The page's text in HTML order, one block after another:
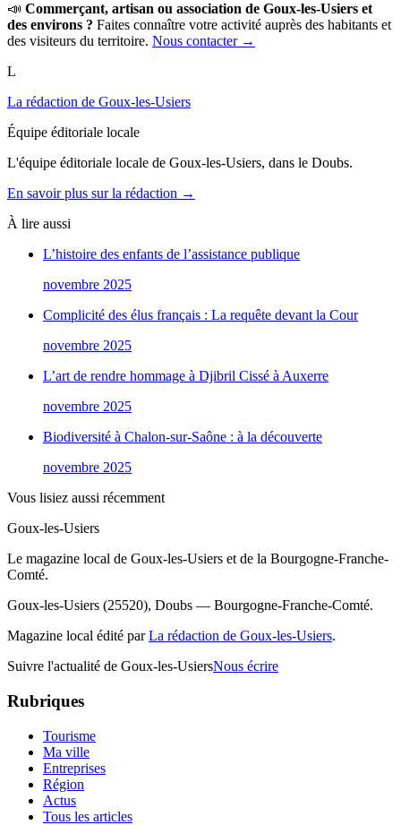
📣 Commerçant, artisan ou association de Goux-les-Usiers et
des environs ? Faites connaître votre activité auprès des habitants et
des visiteurs du territoire. Nous contacter →
L
La rédaction de Goux-les-Usiers
Équipe éditoriale locale
L'équipe éditoriale locale de Goux-les-Usiers, dans le Doubs.
En savoir plus sur la rédaction →
À lire aussi
L’histoire des enfants de l’assistance publique
novembre 2025
Complicité des élus français : La requête devant la Cour
novembre 2025
L’art de rendre hommage à Djibril Cissé à Auxerre
novembre 2025
Biodiversité à Chalon-sur-Saône : à la découverte
novembre 2025
Vous lisiez aussi récemment
Goux-les-Usiers
Le magazine local de Goux-les-Usiers et de la Bourgogne-Franche-
Comté.
Goux-les-Usiers (25520), Doubs — Bourgogne-Franche-Comté.
Magazine local édité parLa rédaction de Goux-les-Usiers.
Suivre l'actualité de Goux-les-UsiersNous écrire
Rubriques
Tourisme
Ma ville
Entreprises
Région
Actus
Tous les articles